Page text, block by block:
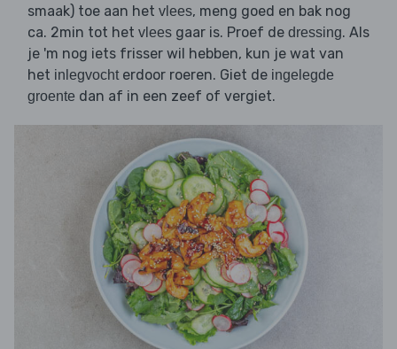
smaak) toe aan het vlees, meng goed en bak nog
ca. 2min tot het vlees gaar is. Proef de dressing. Als
je 'm nog iets frisser wil hebben, kun je wat van
het inlegvochterdoor roeren. Giet de ingelegde
groente dan af in een zeef of vergiet.